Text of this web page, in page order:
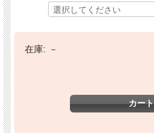
在庫: －